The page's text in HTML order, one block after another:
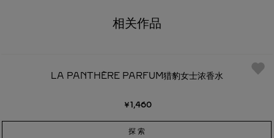
相关作品
LA PANTHÈRE PARFUM猎豹女士浓香水
￥1,460
探 索